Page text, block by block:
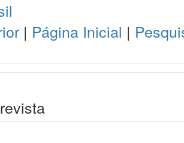
| Página Inicial |